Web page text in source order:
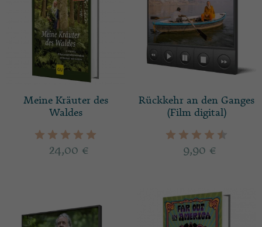
Meine Kräuter des
Waldes
24,00 €
Rückkehr an den Ganges
(Film digital)
9,90 €